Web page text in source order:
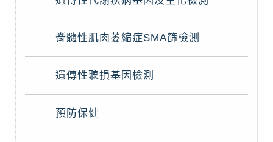
脊髓性肌肉萎縮症SMA篩檢測
遺傳性聽損基因檢測
預防保健